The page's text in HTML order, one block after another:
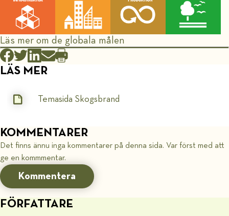
Läs mer om de globala målen
LÄS MER
Temasida Skogsbrand
KOMMENTARER
Det finns ännu inga kommentarer på denna sida. Var först med att
ge en kommmentar.
Kommentera
FÖRFATTARE